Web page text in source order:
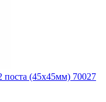
(45х45мм) 70027